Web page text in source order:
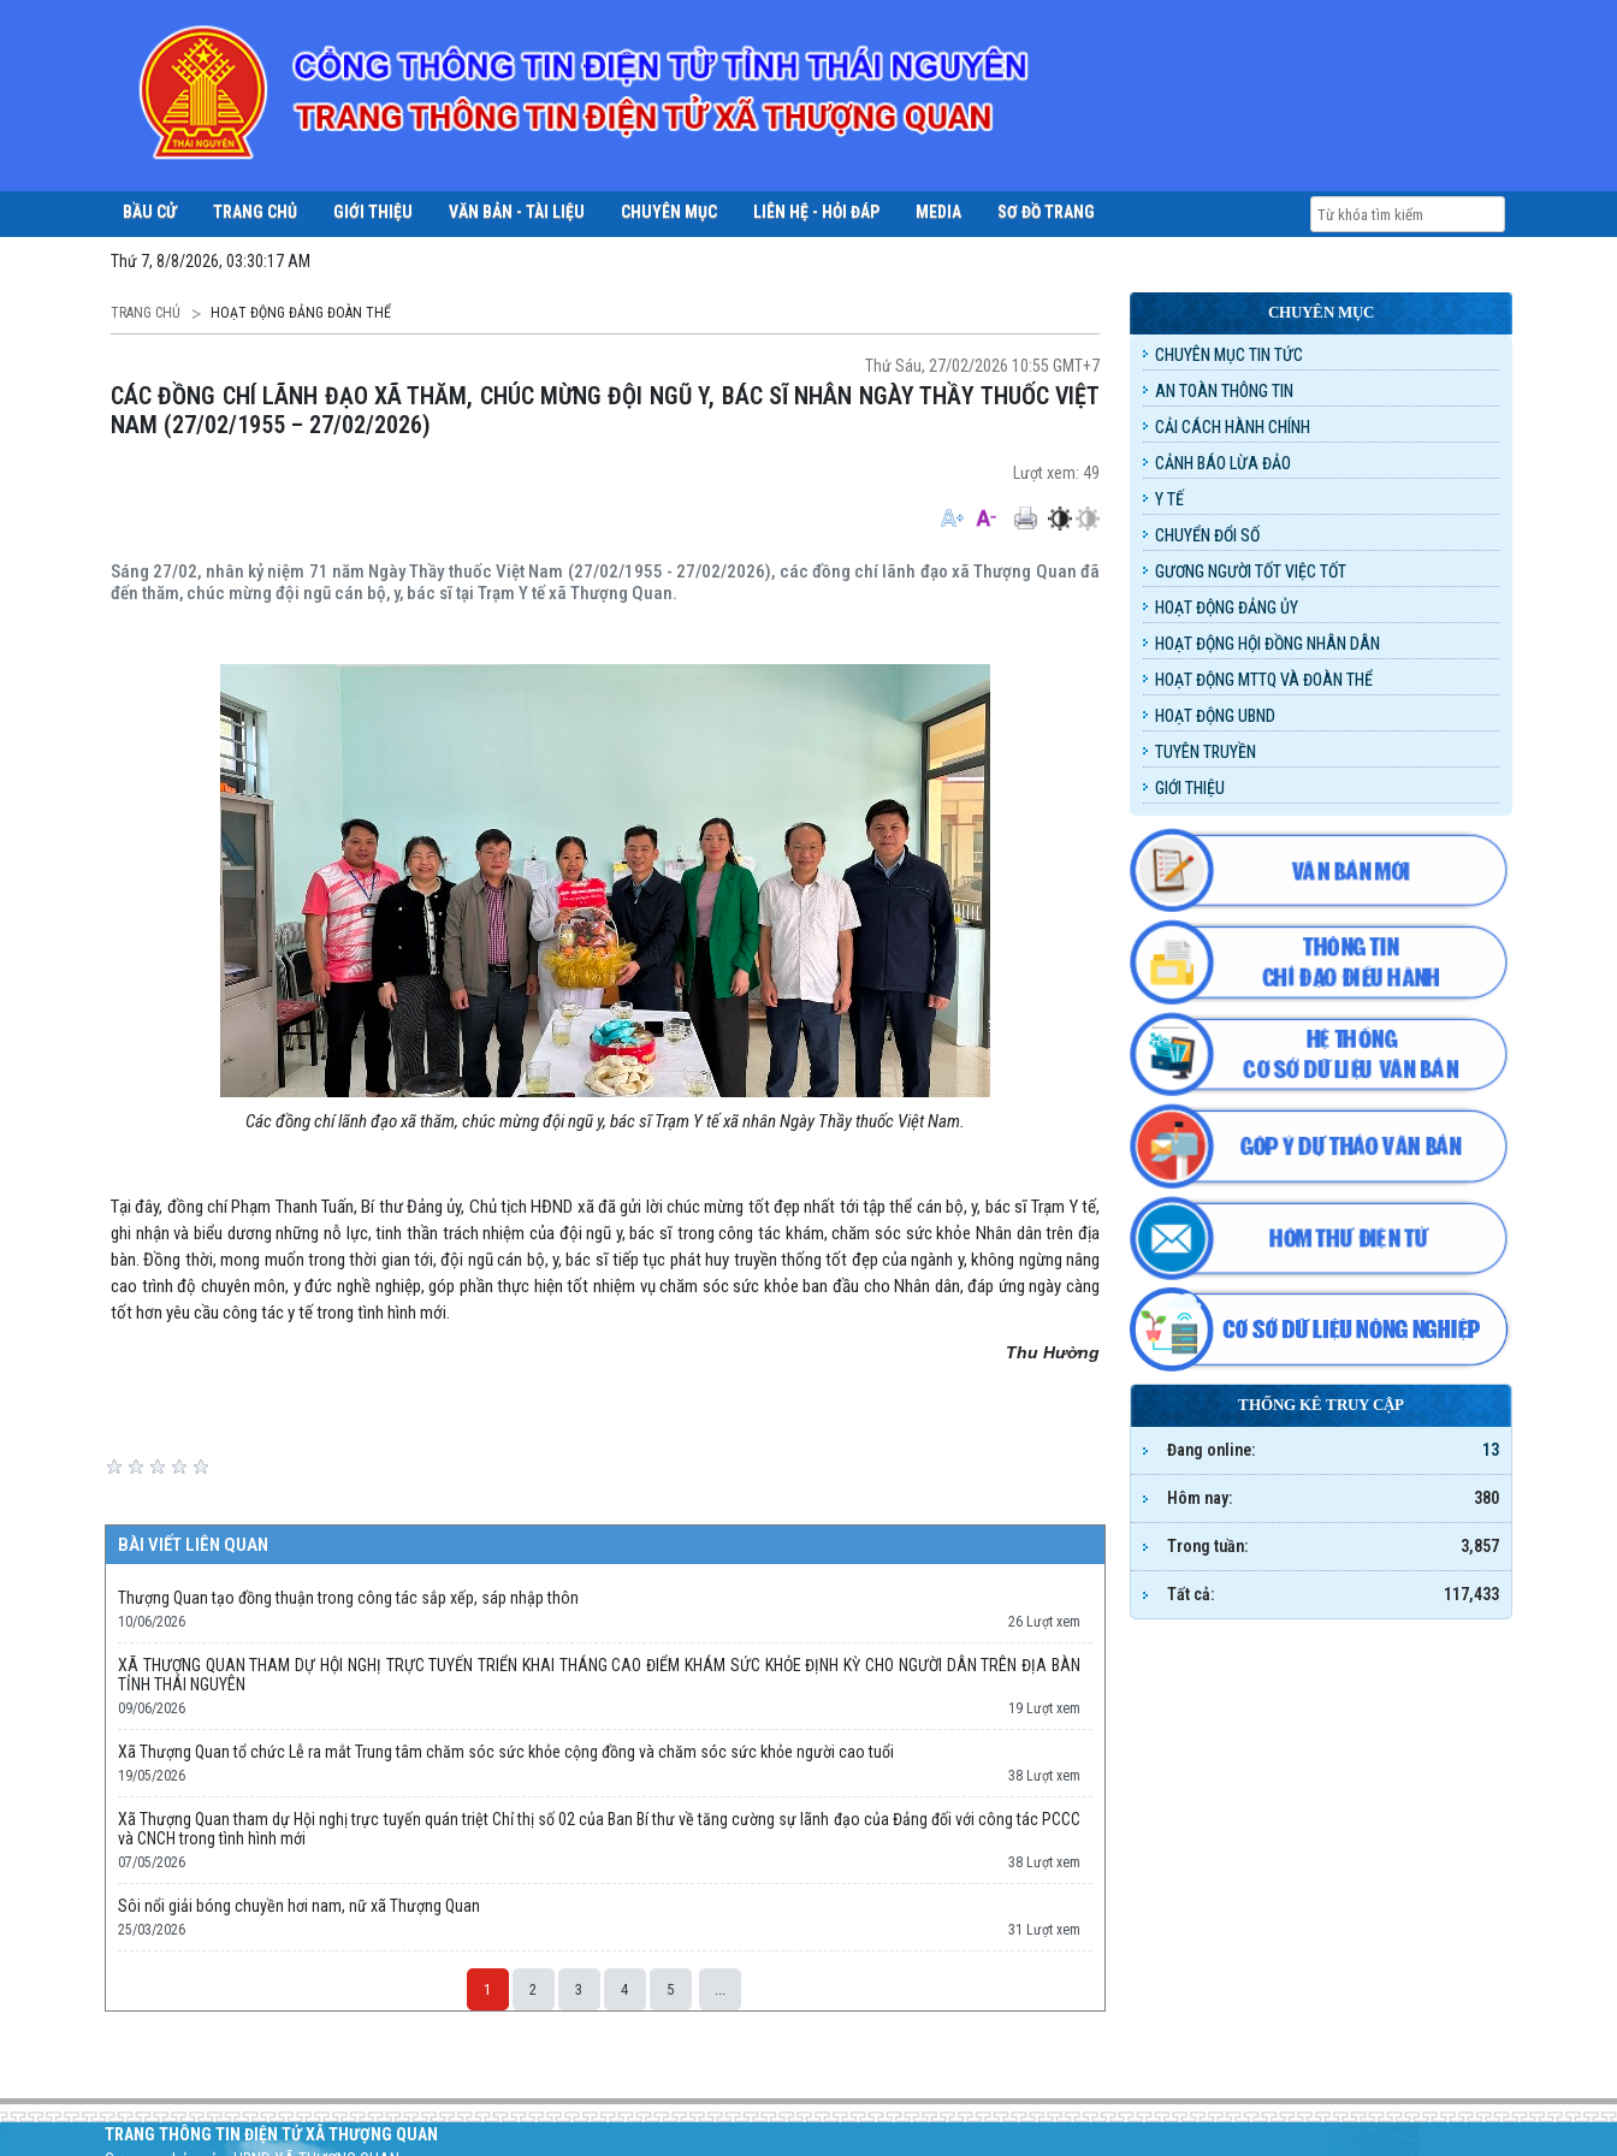
BẦU CỬ TRANG CHỦ GIỚI THIỆU VĂN BẢN - TÀI LIỆU CHUYÊN MỤC LIÊN HỆ - HỎI ĐÁP MEDIA SƠ ĐỒ TRANG
Thứ 7, 8/8/2026, 03:30:17 AM
TRANG CHỦ HOẠT ĐỘNG ĐẢNG ĐOÀN THỂ
Thứ Sáu, 27/02/2026 10:55 GMT+7
CÁC ĐỒNG CHÍ LÃNH ĐẠO XÃ THĂM, CHÚC MỪNG ĐỘI NGŨ Y, BÁC SĨ NHÂN NGÀY THẦY THUỐC VIỆT
NAM (27/02/1955 – 27/02/2026)
Lượt xem: 49
Sáng 27/02, nhân kỷ niệm 71 năm Ngày Thầy thuốc Việt Nam (27/02/1955 - 27/02/2026), các đồng chí lãnh đạo xã Thượng Quan đã
đến thăm, chúc mừng đội ngũ cán bộ, y, bác sĩ tại Trạm Y tế xã Thượng Quan.
Các đồng chí lãnh đạo xã thăm, chúc mừng đội ngũ y, bác sĩ Trạm Y tế xã nhân Ngày Thầy thuốc Việt Nam.
Tại đây, đồng chí Phạm Thanh Tuấn, Bí thư Đảng ủy, Chủ tịch HĐND xã đã gửi lời chúc mừng tốt đẹp nhất tới tập thể cán bộ, y, bác sĩ Trạm Y tế,
ghi nhận và biểu dương những nỗ lực, tinh thần trách nhiệm của đội ngũ y, bác sĩ trong công tác khám, chăm sóc sức khỏe Nhân dân trên địa
bàn. Đồng thời, mong muốn trong thời gian tới, đội ngũ cán bộ, y, bác sĩ tiếp tục phát huy truyền thống tốt đẹp của ngành y, không ngừng nâng
cao trình độ chuyên môn, y đức nghề nghiệp, góp phần thực hiện tốt nhiệm vụ chăm sóc sức khỏe ban đầu cho Nhân dân, đáp ứng ngày càng
tốt hơn yêu cầu công tác y tế trong tình hình mới.
Thu Hường
BÀI VIẾT LIÊN QUAN
Thượng Quan tạo đồng thuận trong công tác sắp xếp, sáp nhập thôn
10/06/2026 26 Lượt xem
XÃ THƯỢNG QUAN THAM DỰ HỘI NGHỊ TRỰC TUYẾN TRIỂN KHAI THÁNG CAO ĐIỂM KHÁM SỨC KHỎE ĐỊNH KỲ CHO NGƯỜI DÂN TRÊN ĐỊA BÀN
TỈNH THÁI NGUYÊN
09/06/2026 19 Lượt xem
Xã Thượng Quan tổ chức Lễ ra mắt Trung tâm chăm sóc sức khỏe cộng đồng và chăm sóc sức khỏe người cao tuổi
19/05/2026 38 Lượt xem
Xã Thượng Quan tham dự Hội nghị trực tuyến quán triệt Chỉ thị số 02 của Ban Bí thư về tăng cường sự lãnh đạo của Đảng đối với công tác PCCC
và CNCH trong tình hình mới
07/05/2026 38 Lượt xem
Sôi nổi giải bóng chuyền hơi nam, nữ xã Thượng Quan
25/03/2026 31 Lượt xem
1 2 3 4 5 ...
CHUYÊN MỤC
CHUYÊN MỤC TIN TỨC
AN TOÀN THÔNG TIN
CẢI CÁCH HÀNH CHÍNH
CẢNH BÁO LỪA ĐẢO
Y TẾ
CHUYỂN ĐỔI SỐ
GƯƠNG NGƯỜI TỐT VIỆC TỐT
HOẠT ĐỘNG ĐẢNG ỦY
HOẠT ĐỘNG HỘI ĐỒNG NHÂN DÂN
HOẠT ĐỘNG MTTQ VÀ ĐOÀN THỂ
HOẠT ĐỘNG UBND
TUYÊN TRUYỀN
GIỚI THIỆU
THỐNG KÊ TRUY CẬP
Đang online: 13
Hôm nay: 380
Trong tuần: 3,857
Tất cả: 117,433
TRANG THÔNG TIN ĐIỆN TỬ XÃ THƯỢNG QUAN